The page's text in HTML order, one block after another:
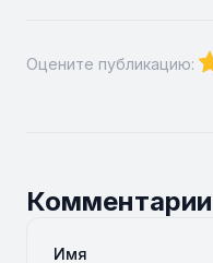
Оцените публикацию:
Комментарии
Имя